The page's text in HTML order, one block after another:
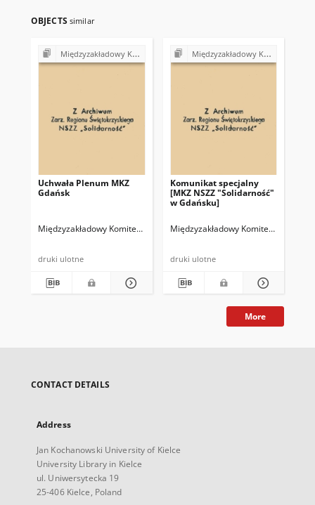
OBJECTS similar
Międzyzakładowy Komitet Założycielski NSZZ "Solidarność" w Gdańsku (1980-1981)
Uchwała Plenum MKZ
Gdańsk
Międzyzakładowy Komitet Założycielski NSZZ "Solidarność" w Gdańsku
druki ulotne
Międzyzakładowy Komitet Założycielski NSZZ "Solidarność" w Gdańsku (1980-1981)
Komunikat specjalny
[MKZ NSZZ "Solidarność"
w Gdańsku]
Międzyzakładowy Komitet
druki ulotne
More
CONTACT DETAILS
Address
Jan Kochanowski University of Kielce
University Library in Kielce
ul. Uniwersytecka 19
25-406 Kielce, Poland